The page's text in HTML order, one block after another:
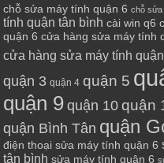
chỗ sửa máy tính quận 6 chỗ sửa
tính quận tân bình cài win q6
quận 6 cửa hàng sửa máy tính
cửa hàng sửa máy tính
quận 3 quận 4 quận 5
quận 9 quận 10 quận
quận Bình Tân quận
điện thoại sửa máy tính quận 6
tân bình sửa máy tính quận 6